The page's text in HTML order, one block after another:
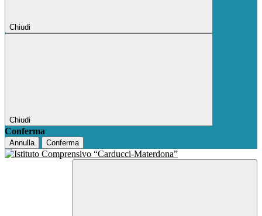
Chiudi
Chiudi
Conferma
Annulla Conferma